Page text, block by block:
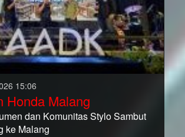
15:06
Honda Malang
dan Komunitas Stylo Sambut
ke Malang